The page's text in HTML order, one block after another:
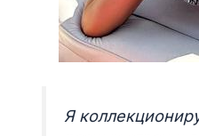
Я